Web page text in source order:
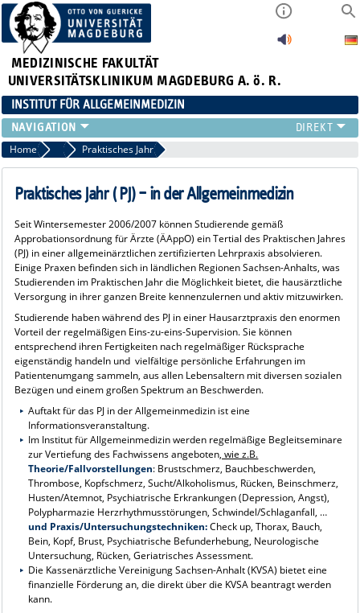
MEDIZINISCHE FAKULTÄT
UNIVERSITÄTSKLINIKUM MAGDEBURG A. ö. R.
INSTITUT FÜR ALLGEMEINMEDIZIN
TEAM
LEHRE
FORSCHUNG
NEWSLETTER
Home Lehre Praktisches Jahr
Praktisches Jahr ( PJ) – in der Allgemeinmedizin
Seit Wintersemester 2006/2007 können Studierende gemäß
Approbationsordnung für Ärzte (ÄAppO) ein Tertial des Praktischen Jahres
(PJ) in einer allgemeinärztlichen zertifizierten Lehrpraxis absolvieren.
Einige Praxen befinden sich in ländlichen Regionen Sachsen-Anhalts, was
Studierenden im Praktischen Jahr die Möglichkeit bietet, die hausärztliche
Versorgung in ihrer ganzen Breite kennenzulernen und aktiv mitzuwirken.
Studierende haben während des PJ in einer Hausarztpraxis den enormen
Vorteil der regelmäßigen Eins-zu-eins-Supervision. Sie können
entsprechend ihren Fertigkeiten nach regelmäßiger Rücksprache
eigenständig handeln und vielfältige persönliche Erfahrungen im
Patientenumgang sammeln, aus allen Lebensaltern mit diversen sozialen
Bezügen und einem großen Spektrum an Beschwerden.
Auftakt für das PJ in der Allgemeinmedizin ist eine
Informationsveranstaltung.
Im Institut für Allgemeinmedizin werden regelmäßige Begleitseminare
zur Vertiefung des Fachwissens angeboten, wie z.B.
Theorie/Fallvorstellungen: Brustschmerz, Bauchbeschwerden,
Thrombose, Kopfschmerz, Sucht/Alkoholismus, Rücken, Beinschmerz,
Husten/Atemnot, Psychiatrische Erkrankungen (Depression, Angst),
Polypharmazie Herzrhythmusstörungen, Schwindel/Schlaganfall, …
und Praxis/Untersuchungstechniken:Check up, Thorax, Bauch,
Bein, Kopf, Brust, Psychiatrische Befunderhebung, Neurologische
Untersuchung, Rücken, Geriatrisches Assessment.
Die Kassenärztliche Vereinigung Sachsen-Anhalt (KVSA) bietet eine
finanzielle Förderung an, die direkt über die KVSA beantragt werden
kann.